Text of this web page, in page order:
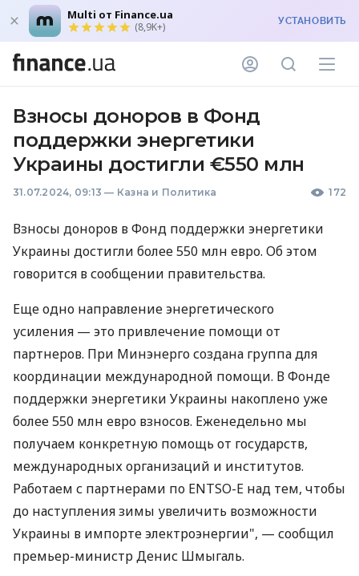
Multi от Finance.ua
(8,9K+) УСТАНОВИТЬ
Взносы доноров в Фонд
поддержки энергетики
Украины достигли €550 млн
31.07.2024, 09:13 — Казна и Политика 172
Взносы доноров в Фонд поддержки энергетики
Украины достигли более 550 млн евро. Об этом
говорится в сообщении правительства.
Еще одно направление энергетического
усиления — это привлечение помощи от
партнеров. При Минэнерго создана группа для
координации международной помощи. В Фонде
поддержки энергетики Украины накоплено уже
более 550 млн евро взносов. Еженедельно мы
получаем конкретную помощь от государств,
международных организаций и институтов.
Работаем с партнерами по ENTSO-E над тем, чтобы
до наступления зимы увеличить возможности
Украины в импорте электроэнергии", — сообщил
премьер-министр Денис Шмыгаль.